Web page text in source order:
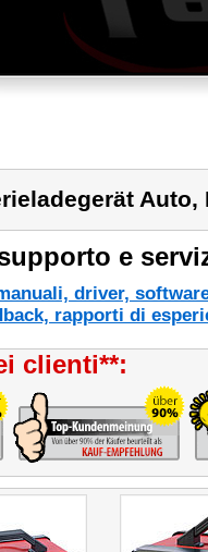
Auto,
e
driver,
rapporti di
clienti**: